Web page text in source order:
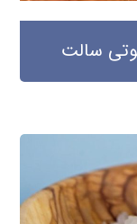
سالت